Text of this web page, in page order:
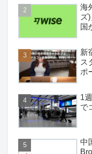
海
ズ
国
新
ス
ポ
1
で
中